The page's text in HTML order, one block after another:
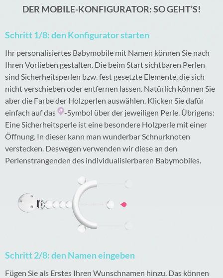
DER MOBILE-KONFIGURATOR: SO GEHT’S!
Schritt 1/8: den Konfigurator starten
Ihr personalisiertes Babymobile mit Namen können Sie nach
Ihren Vorlieben gestalten. Die beim Start sichtbaren Perlen
sind Sicherheitsperlen bzw. fest gesetzte Elemente, die sich
nicht verschieben oder entfernen lassen. Natürlich können Sie
aber die Farbe der Holzperlen auswählen. Klicken Sie dafür
einfach auf das
-Symbol über der jeweiligen Perle. Übrigens:
Eine Sicherheitsperle ist eine besondere Holzperle mit einer
Öffnung. In dieser kann man wunderbar Schnurknoten
verstecken. Deswegen verwenden wir diese an den
Perlenstrangenden des individualisierbaren Babymobiles.
Schritt 2/8: den Namen eingeben
Fügen Sie als Erstes Ihren Wunschnamen hinzu. Das können